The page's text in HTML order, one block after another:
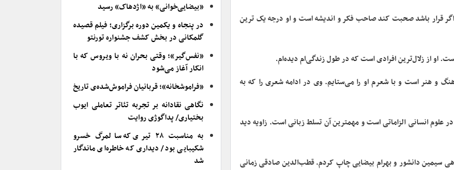
اگر قرار باشد صحبت کند صاحب فکر و اندیشه است و او درجه یک ترین
او از زلال‌ترین افرادی است که در طول زندگی‌ام دیده‌ام.
و هنر است و با شعرم او را می‌ستایم. وی در ادامه شعری را که به
انسانی الزاماتی است و مهمترین آن تسلط زبانی است. زاویه دید
سیمین دانشور و بهرام بیضایی چاپ کردم. قطب‌الدین صادقی زمانی
«بیضایی‌خوانی» به «اژدهاک» رسید
در پنجاه و یکمین دوره برگزاری؛ فیلم قصیده
گلمکانی در بخش کشف جشنواره تورنتو
«نفس‌گیر»؛ وقتی بحران نه با ویروس که با
انکار آغاز می‌شود
«فراموشخانه»؛ قربانیان فراموش‌شده‌ی تاریخ
نگاهی نقادانه بر تجربه تئاتر تعاملی ایوب
بختیاری/ پداگوژی روایت
به مناسبت ۲۸ تیری که سالمرگ خسرو
شکیبایی بود/ دیداری که خاطره‌ای ماندگار
شد